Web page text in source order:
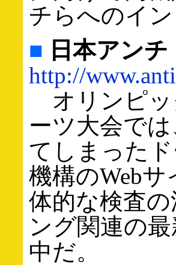
チらへのイ
■ 日本アン
http://
オリンピッ
ーツ大会で
てしまった
機構のWeb
体的な検査
ング関連の
中だ。